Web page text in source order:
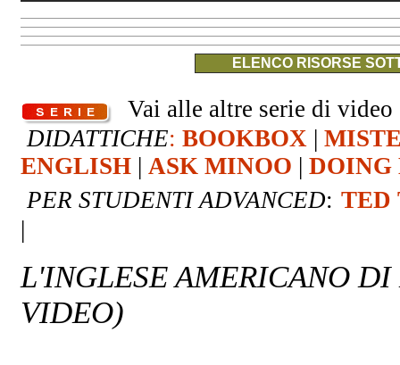
ELENCO RISORSE
Vai alle altre serie di
DIDATTICHE: BOOKBOX |
ENGLISH | ASK MINOO | DOING
PER STUDENTI ADVANCED: TED
|
L'INGLESE AMERICANO DI
VIDEO)